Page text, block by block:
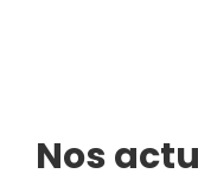
Nos